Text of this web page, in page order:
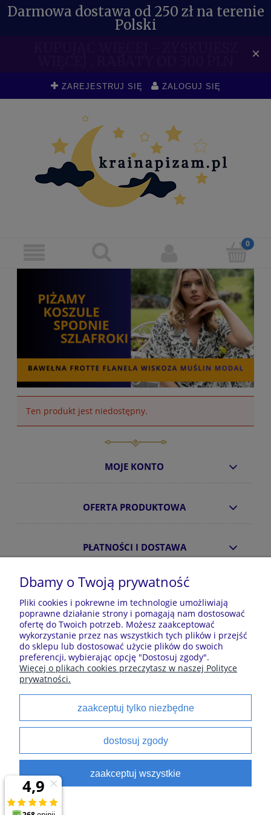
Darmowa dostawa od 250 zł na terenie
Polski
×
ZAREJESTRUJ SIĘ ZALOGUJ SIĘ
Ten produkt jest niedostępny.
MOJE KONTO
OFERTA PRODUKTOWA
PŁATNOŚCI I DOSTAWA
INFORMACJE
O NAS
Sklep z piżamami Kraina Piżam | Plac Zwycięstwa 7, 28-
100 Busko-Zdrój | E-mail: krainapizam@gmail.com | Tel.
602 809 945 | NIP: 6551814701 | REGON: 528344498
Polecane kategorie
Szlaforki dla dzieci
Piżamy damskie
Piżamy męskie
Koszule noce
Dbamy o Twoją prywatność
Pliki cookies i pokrewne im technologie umożliwiają
poprawne działanie strony i pomagają nam dostosować
ofertę do Twoich potrzeb. Możesz zaakceptować
wykorzystanie przez nas wszystkich tych plików i przejść
do sklepu lub dostosować użycie plików do swoich
preferencji, wybierając opcję "Dostosuj zgody".
Więcej o plikach cookies przeczytasz w naszej Polityce
prywatności.
zaakceptuj tylko niezbędne
dostosuj zgody
zaakceptuj wszystkie